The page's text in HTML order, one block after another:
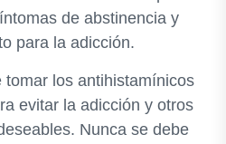
de abstinencia y
para la adicción.
los antihistamínicos
evitar la adicción y otros
Nunca se debe